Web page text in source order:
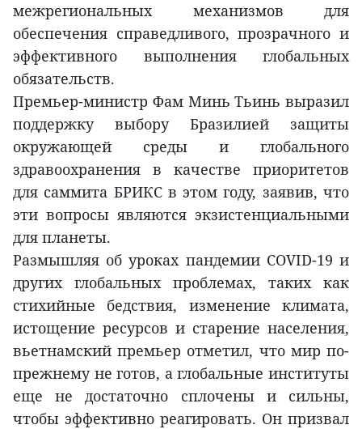
межрегиональных механизмов для
обеспечения справедливого, прозрачного и
эффективного выполнения глобальных
обязательств.
Премьер-министр Фам Минь Тьинь выразил
поддержку выбору Бразилией защиты
окружающей среды и глобального
здравоохранения в качестве приоритетов
для саммита БРИКС в этом году, заявив, что
эти вопросы являются экзистенциальными
для планеты.
Размышляя об уроках пандемии COVID-19 и
других глобальных проблемах, таких как
стихийные бедствия, изменение климата,
истощение ресурсов и старение населения,
вьетнамский премьер отметил, что мир по-
прежнему не готов, а глобальные институты
еще не достаточно сплочены и сильны,
чтобы эффективно реагировать. Он призвал